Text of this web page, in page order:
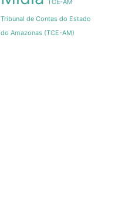
TCE-AM
Tribunal de Contas do Estado
do Amazonas (TCE-AM)